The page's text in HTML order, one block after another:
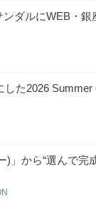
ダルにWEB・銀
た2026
」から“選んで完